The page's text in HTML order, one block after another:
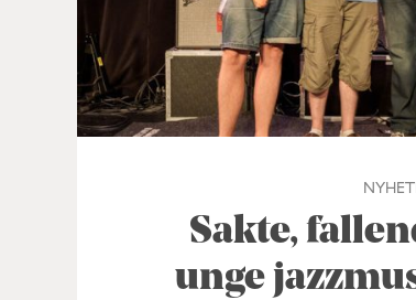
Sakte,
unge